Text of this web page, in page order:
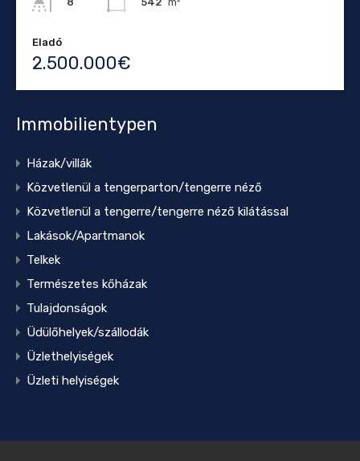
Eladó
2.500.000€
Immobilientypen
Házak/villák
Közvetlenül a tengerparton/tengerre néző
Közvetlenül a tengerre/tengerre néző kilátással
Lakások/Apartmanok
Telkek
Természetes kőházak
Tulajdonságok
Üdülőhelyek/szállodák
Üzlethelyiségek
Üzleti helyiségek